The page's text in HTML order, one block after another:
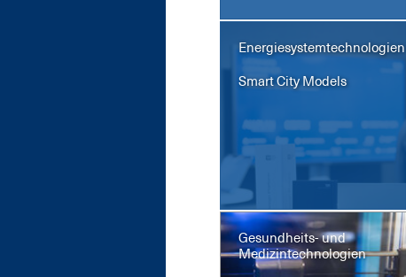
Energiesystemtechnologien
Smart Ci­ty Mo­dels
Gesundheits- und
Medizintechnologien